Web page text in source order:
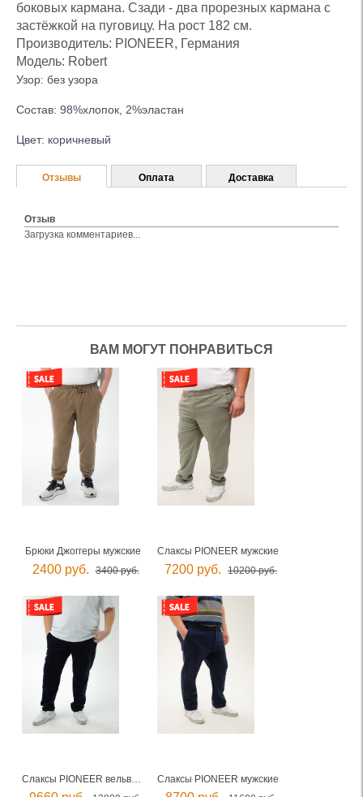
боковых кармана. Сзади - два прорезных кармана с
застёжкой на пуговицу. На рост 182 см.
Производитель: PIONEER, Германия
Модель: Robert
Узор: без узора
Состав: 98%хлопок, 2%эластан
Цвет: коричневый
Отзывы
Отзыв
Загрузка комментариев...
Оплата Доставка
ВАМ МОГУТ ПОНРАВИТЬСЯ
Брюки Джоггеры мужские
2400 руб. 3400 руб.
Слаксы PIONEER мужские
7200 руб. 10200 руб.
Слаксы PIONEER вельветовые мужские Слаксы PIONEER мужские